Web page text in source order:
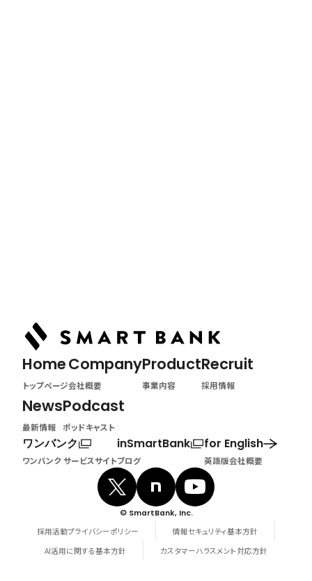
Home
トップページ
Company
会社概要
Product
事業内容
Recruit
採用情報
News
最新情報
Podcast
ポッドキャスト
ワンバンク
ワンバンク サービスサイト
inSmartBank
ブログ
for English
英語版会社概要
© SmartBank, Inc.
採用活動プライバシーポリシー
情報セキュリティ基本方針
AI活用に関する基本方針
カスタマーハラスメント対応方針